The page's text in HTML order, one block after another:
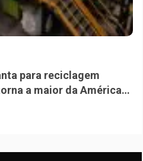
para reciclagem
a maior da América